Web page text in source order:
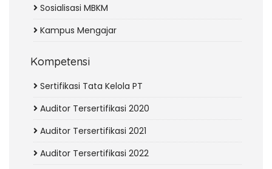
Sosialisasi MBKM
Kampus Mengajar
Kompetensi
Sertifikasi Tata Kelola PT
Auditor Tersertifikasi 2020
Auditor Tersertifikasi 2021
Auditor Tersertifikasi 2022